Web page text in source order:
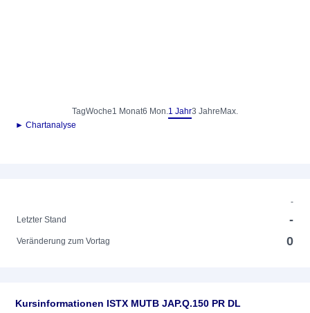
TagWoche1 Monat6 Mon.1 Jahr3 Jahre Max.
► Chartanalyse
-
Letzter Stand
-
Veränderung zum Vortag 0
Kursinformationen ISTX MUTB JAP.Q.150 PR DL